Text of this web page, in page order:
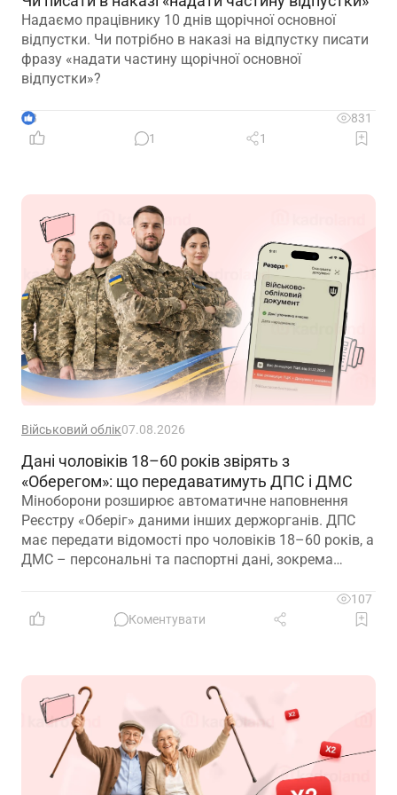
Надаємо працівнику 10 днів щорічної основної
відпустки. Чи потрібно в наказі на відпустку писати
фразу «надати частину щорічної основної
відпустки»?
3
831
1
1
Військовий облік07.08.2026
Дані чоловіків 18–60 років звірять з
«Оберегом»: що передаватимуть ДПС і ДМС
Міноборони розширює автоматичне наповнення
Реєстру «Оберіг» даними інших держорганів. ДПС
має передати відомості про чоловіків 18–60 років, а
ДМС – персональні та паспортні дані, зокрема
107
Коментувати